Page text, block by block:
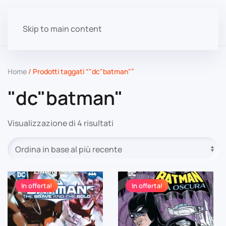
Skip to main content
Home / Prodotti taggati “"dc"batman"”
"dc"batman"
Visualizzazione di 4 risultati
al
più
In offerta! In offerta!